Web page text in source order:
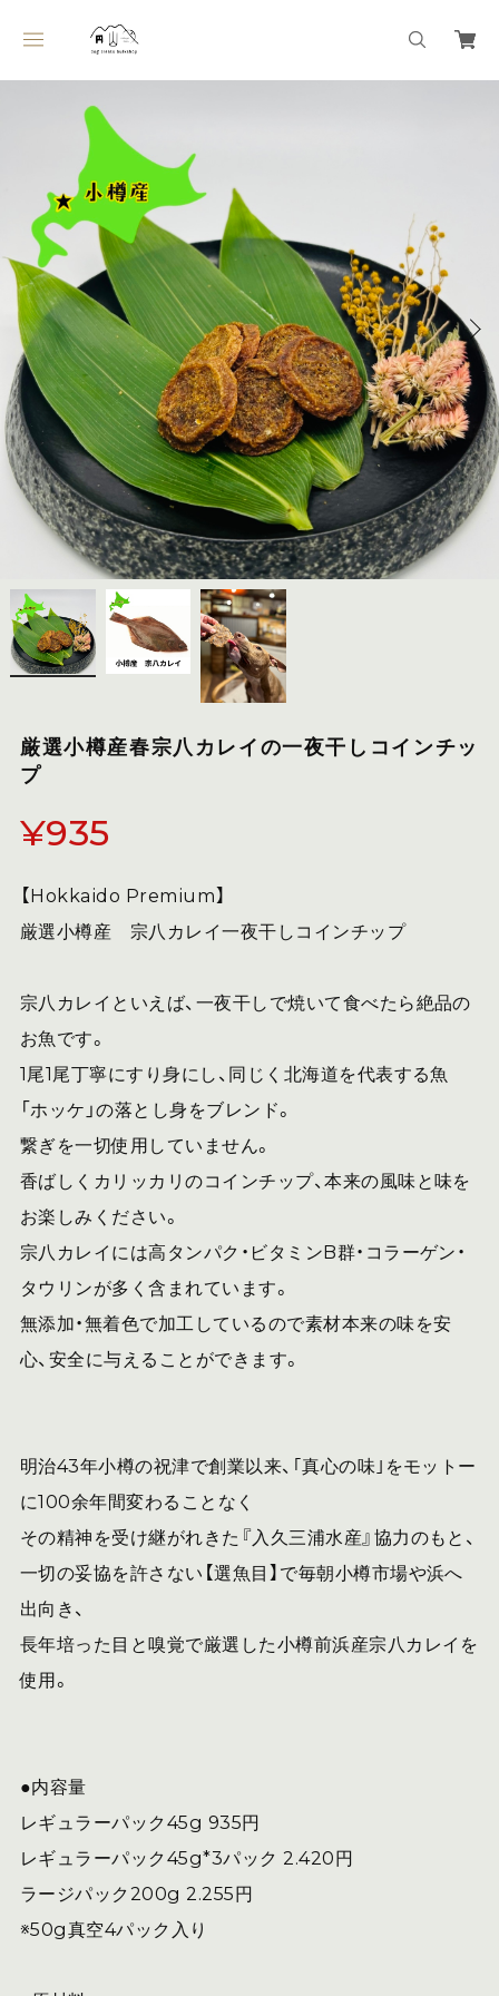
厳選小樽産春宗八カレイの一夜干しコインチッ
プ
¥935
【Hokkaido Premium】
厳選小樽産 宗八カレイ一夜干しコインチップ
宗八カレイといえば、一夜干しで焼いて食べたら絶品の
お魚です。
1尾1尾丁寧にすり身にし、同じく北海道を代表する魚
「ホッケ」の落とし身をブレンド。
繋ぎを一切使用していません。
香ばしくカリッカリのコインチップ、本来の風味と味を
お楽しみください。
宗八カレイには高タンパク・ビタミンB群・コラーゲン・
タウリンが多く含まれています。
無添加・無着色で加工しているので素材本来の味を安
心、安全に与えることができます。
明治43年小樽の祝津で創業以来、｢真心の味｣をモットー
に100余年間変わることなく
その精神を受け継がれきた『入久三浦水産』協力のもと、
一切の妥協を許さない【選魚目】で毎朝小樽市場や浜へ
出向き、
長年培った目と嗅覚で厳選した小樽前浜産宗八カレイを
使用。
●内容量
レギュラーパック45g 935円
レギュラーパック45g*3パック 2.420円
ラージパック200g 2.255円
※50g真空4パック入り